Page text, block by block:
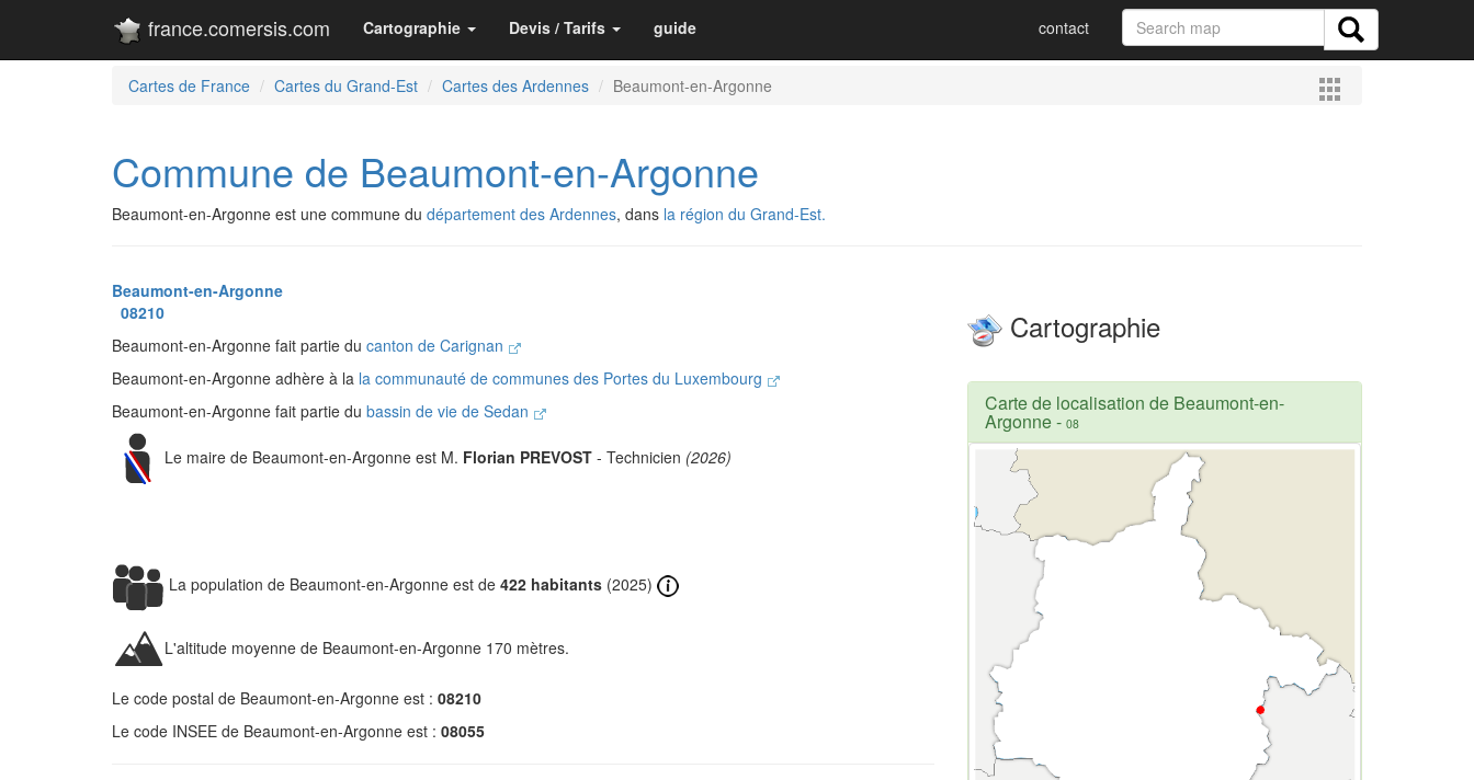
france.comersis.com Cartographie Devis / Tarifs guide contact
Cartes de France Cartes du Grand-Est Cartes des Ardennes Beaumont-en-Argonne
Commune de Beaumont-en-Argonne
Beaumont-en-Argonne est une commune du département des Ardennes, dans la région du Grand-Est.
Beaumont-en-Argonne
08210
Beaumont-en-Argonne fait partie du canton de Carignan
Beaumont-en-Argonne adhère à la la communauté de communes des Portes du Luxembourg
Beaumont-en-Argonne fait partie du bassin de vie de Sedan
Le maire de Beaumont-en-Argonne est M. Florian PREVOST - Technicien (2026)
La population de Beaumont-en-Argonne est de 422 habitants (2025)
L'altitude moyenne de Beaumont-en-Argonne 170 mètres.
Le code postal de Beaumont-en-Argonne est : 08210
Le code INSEE de Beaumont-en-Argonne est : 08055
Cartographie
Carte de localisation de Beaumont-en-
Argonne- 08